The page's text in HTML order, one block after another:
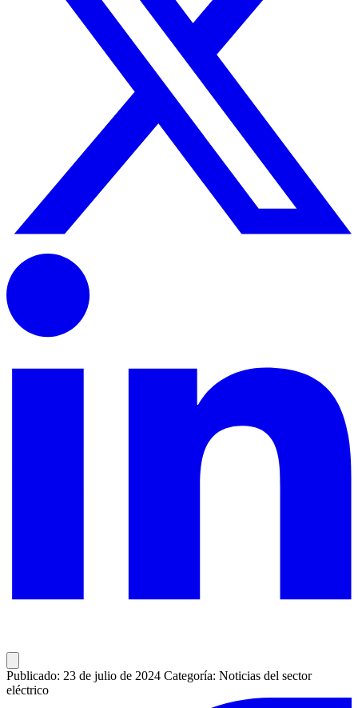
Publicado: 23 de julio de 2024 Categoría: Noticias del sector
eléctrico